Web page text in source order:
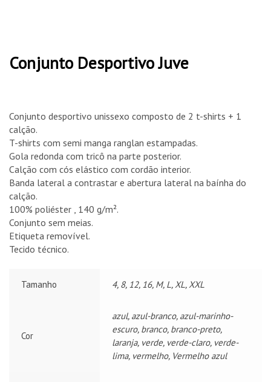
Conjunto Desportivo Juve
Conjunto desportivo unissexo composto de 2 t-shirts + 1
calção.
T-shirts com semi manga ranglan estampadas.
Gola redonda com tricô na parte posterior.
Calção com cós elástico com cordão interior.
Banda lateral a contrastar e abertura lateral na baínha do
calção.
100% poliéster , 140 g/m².
Conjunto sem meias.
Etiqueta removível.
Tecido técnico.
Tamanho 4, 8, 12, 16, M, L, XL, XXL
Cor
azul, azul-branco, azul-marinho-
escuro, branco, branco-preto,
laranja, verde, verde-claro, verde-
lima, vermelho, Vermelho azul